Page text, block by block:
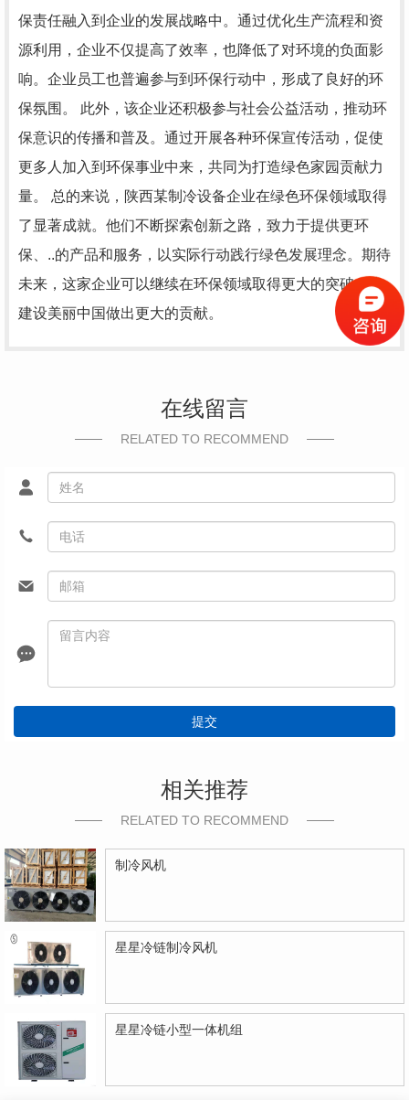
保责任融入到企业的发展战略中。通过优化生产流程和资
源利用，企业不仅提高了效率，也降低了对环境的负面影
响。企业员工也普遍参与到环保行动中，形成了良好的环
保氛围。 此外，该企业还积极参与社会公益活动，推动环
保意识的传播和普及。通过开展各种环保宣传活动，促使
更多人加入到环保事业中来，共同为打造绿色家园贡献力
量。 总的来说，陕西某制冷设备企业在绿色环保领域取得
了显著成就。他们不断探索创新之路，致力于提供更环
保、..的产品和服务，以实际行动践行绿色发展理念。期待
未来，这家企业可以继续在环保领域取得更大的突破，为
建设美丽中国做出更大的贡献。
在线留言
RELATED TO RECOMMEND
提交
相关推荐
RELATED TO RECOMMEND
制冷风机
星星冷链制冷风机
星星冷链小型一体机组